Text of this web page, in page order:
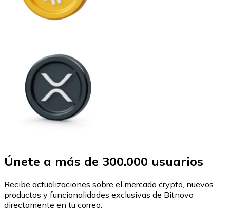
Únete a más de 300.000 usuarios
Recibe actualizaciones sobre el mercado crypto, nuevos
productos y funcionalidades exclusivas de Bitnovo
directamente en tu correo.